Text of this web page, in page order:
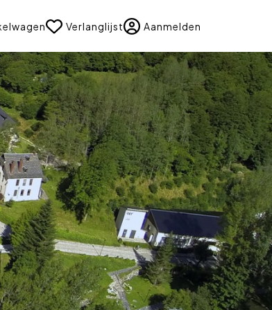
Verlanglijst Aanmelden